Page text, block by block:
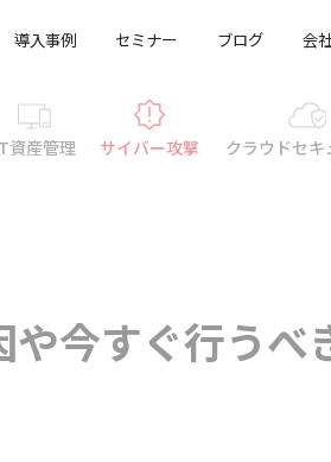
導入事例 セミナー ブログ 会
資産管理 サイバー攻撃 クラウドセキ
今すぐ行うべ